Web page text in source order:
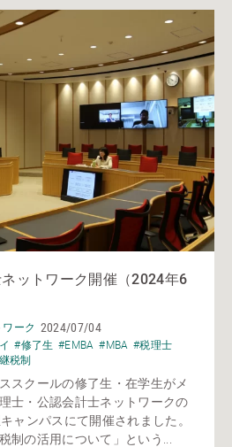
ットワーク開催（2024年6
ーク 2024/07/04
#修了生 #EMBA #MBA #税理士
税制
スクールの修了生・在学生がメ
士・公認会計士ネットワークの
ャンパスにて開催されました。
制の活用について」という...